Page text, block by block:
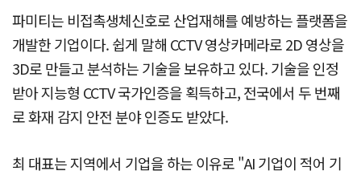
파미티는 비접촉생체신호로 산업재해를 예방하는 플랫폼을
개발한 기업이다. 쉽게 말해 CCTV 영상카메라로 2D 영상을
3D로 만들고 분석하는 기술을 보유하고 있다. 기술을 인정
받아 지능형 CCTV 국가인증을 획득하고, 전국에서 두 번째
로 화재 감지 안전 분야 인증도 받았다.
최 대표는 지역에서 기업을 하는 이유로 "AI 기업이 적어 기